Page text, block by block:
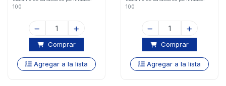
100
Comprar
Agregar a la lista
100
Comprar
Agregar a la lista